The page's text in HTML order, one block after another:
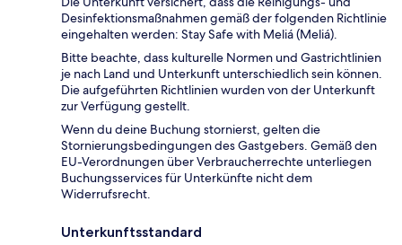
Desinfektionsmaßnahmen gemäß der folgenden Richtlinie
eingehalten werden: Stay Safe with Meliá (Meliá).
Bitte beachte, dass kulturelle Normen und Gastrichtlinien
je nach Land und Unterkunft unterschiedlich sein können.
Die aufgeführten Richtlinien wurden von der Unterkunft
zur Verfügung gestellt.
Wenn du deine Buchung stornierst, gelten die
Stornierungsbedingungen des Gastgebers. Gemäß den
EU-Verordnungen über Verbraucherrechte unterliegen
Buchungsservices für Unterkünfte nicht dem
Widerrufsrecht.
Unterkunftsstandard